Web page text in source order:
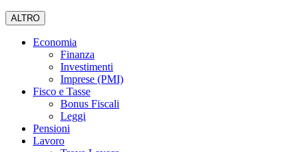
ALTRO
Economia
Finanza
Investimenti
Imprese (PMI)
Fisco e Tasse
Bonus Fiscali
Leggi
Pensioni
Lavoro